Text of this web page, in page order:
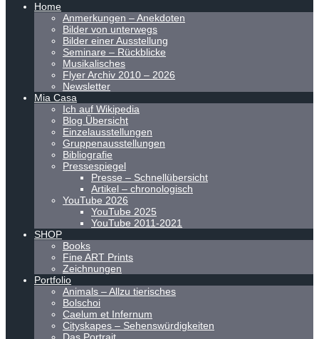
Home
Anmerkungen – Anekdoten
Bilder von unterwegs
Bilder einer Ausstellung
Seminare – Rückblicke
Musikalisches
Flyer Archiv 2010 – 2026
Newsletter
Mia Casa
Ich auf Wikipedia
Blog Übersicht
Einzelausstellungen
Gruppenausstellungen
Bibliografie
Pressespiegel
Presse – Schnellübersicht
Artikel – chronologisch
YouTube 2026
YouTube 2025
YouTube 2011-2021
SHOP
Books
Fine ART Prints
Zeichnungen
Portfolio
Animals – Allzu tierisches
Bolschoi
Caelum et Infernum
Cityskapes – Sehenswürdigkeiten